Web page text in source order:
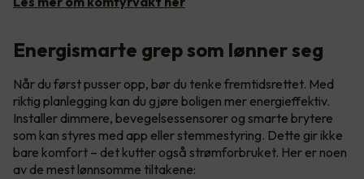
Energismarte grep som lønner seg
Når du først pusser opp, bør du tenke fremtidsrettet. Med
riktig planlegging kan du gjøre boligen mer energieffektiv.
Installer dimmere, bevegelsessensorer og smarte brytere
som kan styres med app eller stemmestyring. Dette gir ikke
bare komfort – det kutter også strømforbruket. Her er noen
av de mest lønnsomme tiltakene: